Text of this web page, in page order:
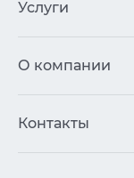
Услуги
О компании
Контакты